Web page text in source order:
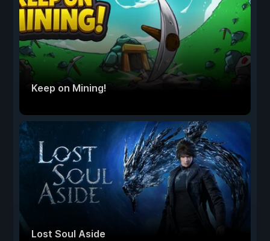
Keep on Mining!
Lost Soul Aside